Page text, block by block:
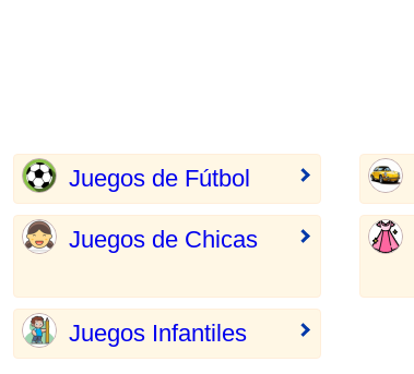
Juegos de Fútbol
Juegos de Chicas
Juegos Infantiles